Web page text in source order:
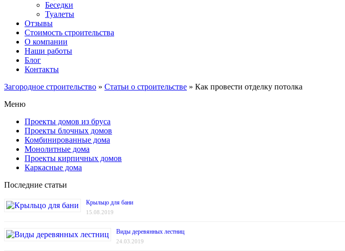
Беседки
Туалеты
Отзывы
Стоимость строительства
О компании
Наши работы
Блог
Контакты
Загородное строительство » Статьи о строительстве » Как провести отделку потолка
Меню
Проекты домов из бруса
Проекты блочных домов
Комбинированные дома
Монолитные дома
Проекты кирпичных домов
Каркасные дома
Последние статьи
Крыльцо для бани
15.08.2019
Виды деревянных лестниц
24.03.2019